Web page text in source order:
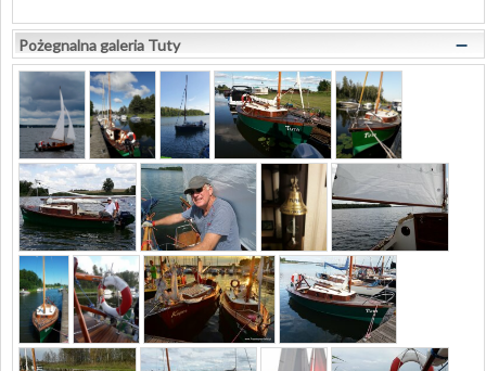
Pożegnalna galeria Tuty –